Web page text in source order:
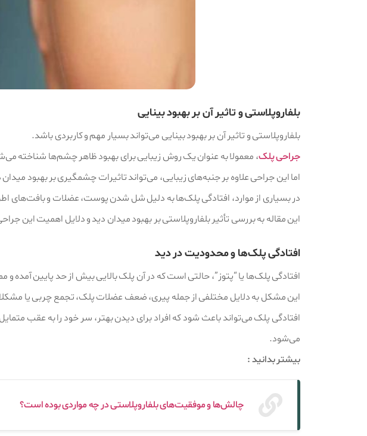
بلفاروپلاستی و تاثیر آن بر بهبود بینایی
بلفاروپلاستی و تاثیر آن بر بهبود بینایی می‌تواند بسیار مهم و کاربردی باشد.
جراحی پلک، معمولا به عنوان یک روش زیبایی برای بهبود ظاهر چشم‌ها شناخته
اما این جراحی علاوه بر جنبه‌های زیبایی، می‌تواند تاثیرات چشمگیری بر بهبود
در بسیاری از موارد، افتادگی پلک‌ها به دلیل شل شدن پوست، عضلات و بافت‌های
این مقاله به بررسی تأثیر بلفاروپلاستی بر بهبود میدان دید و دلایل اهمیت این
افتادگی پلک‌ها و محدودیت در دید
افتادگی پلک‌ها یا “پتوز”، حالتی است که در آن پلک بالایی بیش از حد پایین
این مشکل به دلایل مختلفی از جمله پیری، ضعف عضلات پلک، تجمع چربی یا
افتادگی پلک می‌تواند باعث شود که افراد برای دیدن بهتر، سر خود را به عقب
می‌شود.
بیشتر بدانید :
چالش‌ها و موفقیت‌های بلفاروپلاستی در چه مواردی بوده است؟